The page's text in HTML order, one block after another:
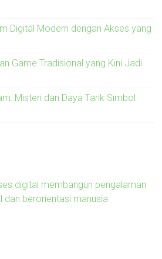
Digital Modern dengan Akses yang
Game Tradisional yang Kini Jadi
Misteri dan Daya Tarik Simbol
digital membangun pengalaman
dan berorientasi manusia